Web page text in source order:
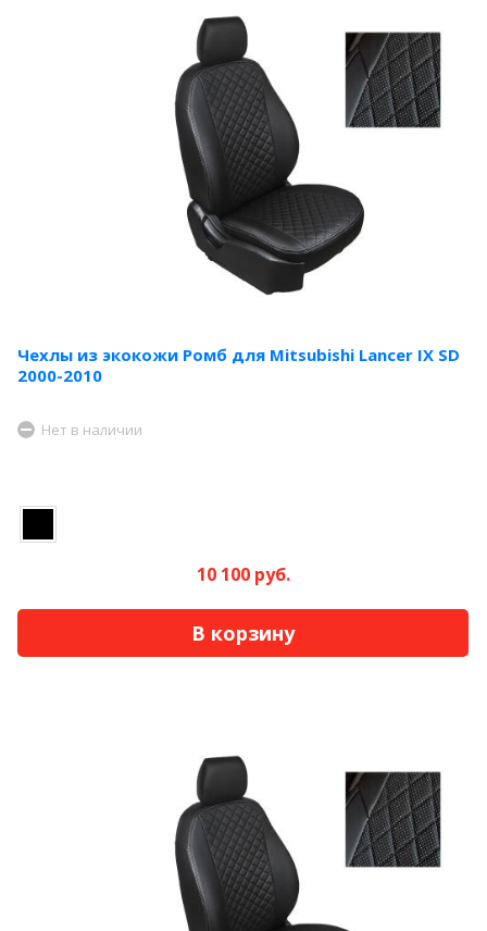
Чехлы из экокожи Ромб для Mitsubishi Lancer IX SD
2000-2010
Нет в наличии
10 100 руб.
В корзину